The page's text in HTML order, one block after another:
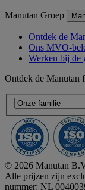
Manutan Groep
Ontdek de
Ons MVO-
Werken bij de
Ontdek de Manutan
© 2026 Manutan
Alle prijzen zijn
nummer: NL